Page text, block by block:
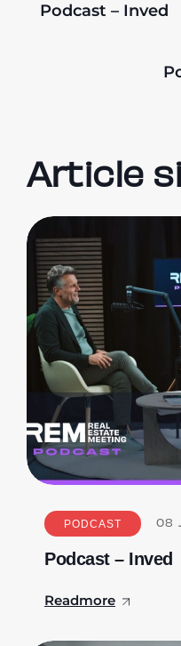
Podcast – Inved
Article
PODCAST 08
Podcast – Inved
Readmore